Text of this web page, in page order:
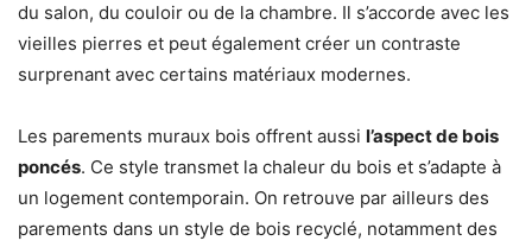
du salon, du couloir ou de la chambre. Il s’accorde avec les
vieilles pierres et peut également créer un contraste
surprenant avec certains matériaux modernes.
Les parements muraux bois offrent aussi l’aspect de bois
poncés. Ce style transmet la chaleur du bois et s’adapte à
un logement contemporain. On retrouve par ailleurs des
parements dans un style de bois recyclé, notamment des